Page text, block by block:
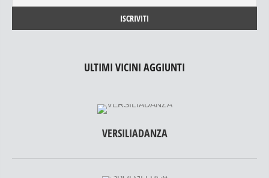
ULTIMI VICINI AGGIUNTI
VERSILIADANZA